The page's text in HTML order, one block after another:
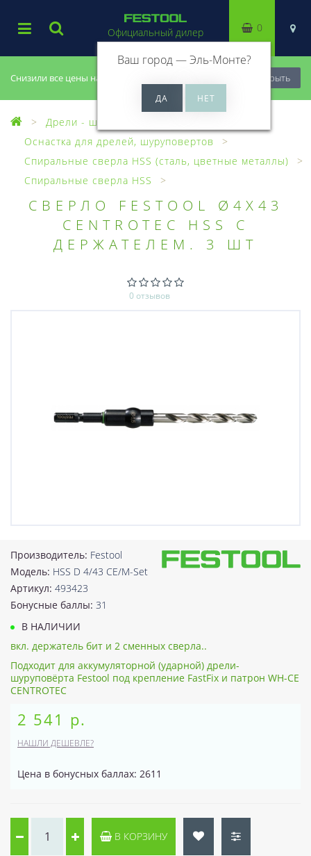
Снизили все цены на 20%, успей купить! Закрыть
Официальный дилер
Ваш город —Эль-Монте?
0
Дрели - шуруповерты
Оснастка для дрелей, шуруповертов
Спиральные сверла HSS (сталь, цветные металлы)
Спиральные сверла HSS
СВЕРЛО FESTOOL Ø4X43
CENTROTEC HSS С
ДЕРЖАТЕЛЕМ. 3 ШТ
0 отзывов
Производитель: Festool
Модель: HSS D 4/43 CE/M-Set
Артикул: 493423
Бонусные баллы: 31
В НАЛИЧИИ
вкл. держатель бит и 2 сменных сверла..
Подходит для аккумуляторной (ударной) дрели-
шуруповёрта Festool под крепление FastFix и патрон WH-CE
CENTROTEC
2 541 р.
НАШЛИ ДЕШЕВЛЕ?
Цена в бонусных баллах: 2611
В КОРЗИНУ